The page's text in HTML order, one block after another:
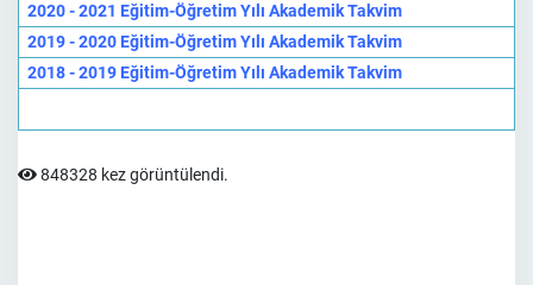
2020 - 2021 Eğitim-Öğretim Yılı Akademik Takvim
2019 - 2020 Eğitim-Öğretim Yılı Akademik Takvim
2018 - 2019 Eğitim-Öğretim Yılı Akademik Takvim
848328 kez görüntülendi.